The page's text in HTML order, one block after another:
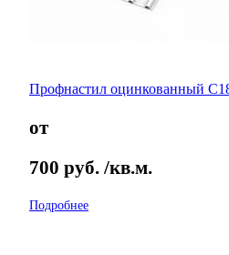
Профнастил оцинкованный
от
700 руб. /кв.м.
Подробнее